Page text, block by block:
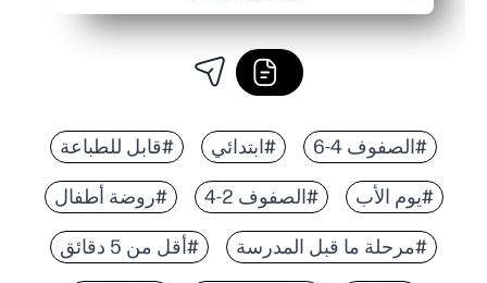
#الصفوف 4-6 #ابتدائي #قابل للطباعة
#يوم الأب #الصفوف 2-4 #روضة أطفال
#مرحلة ما قبل المدرسة #أقل من 5 دقائق